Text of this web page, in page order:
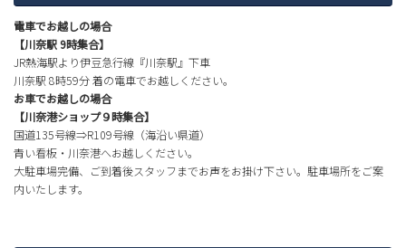
電車でお越しの場合
【川奈駅 9時集合】
JR熱海駅より伊豆急行線『川奈駅』下車
川奈駅 8時59分 着の電車でお越しください。
お車でお越しの場合
【川奈港ショップ９時集合】
国道135号線⇒R109号線（海沿い県道）
青い看板・川奈港へお越しください。
大駐車場完備、ご到着後スタッフまでお声をお掛け下さい。駐車場所をご案
内いたします。